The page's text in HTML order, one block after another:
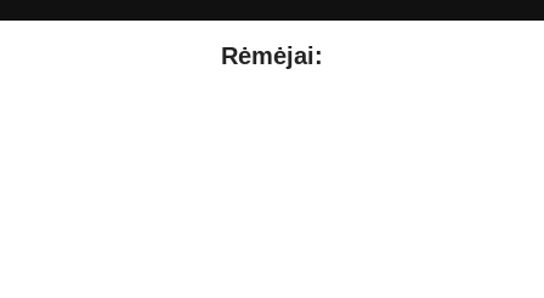
Rėmėjai: